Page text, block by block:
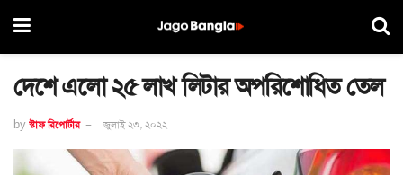
দেশে এলো ২৫ লাখ লিটার অপরিশোধিত তেল
by স্টাফ রিপোর্টার জুলাই ২৩, ২০২২